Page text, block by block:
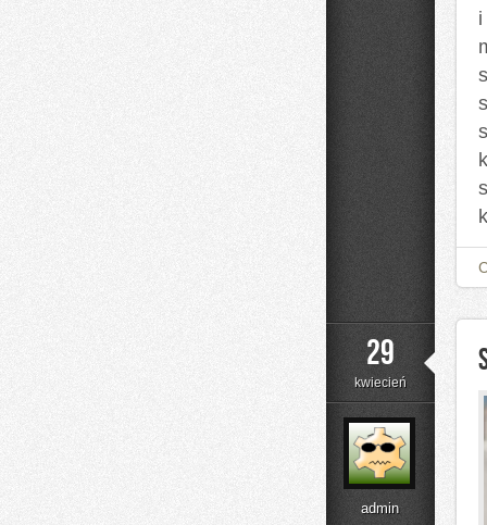
i
29
kwiecień
admin